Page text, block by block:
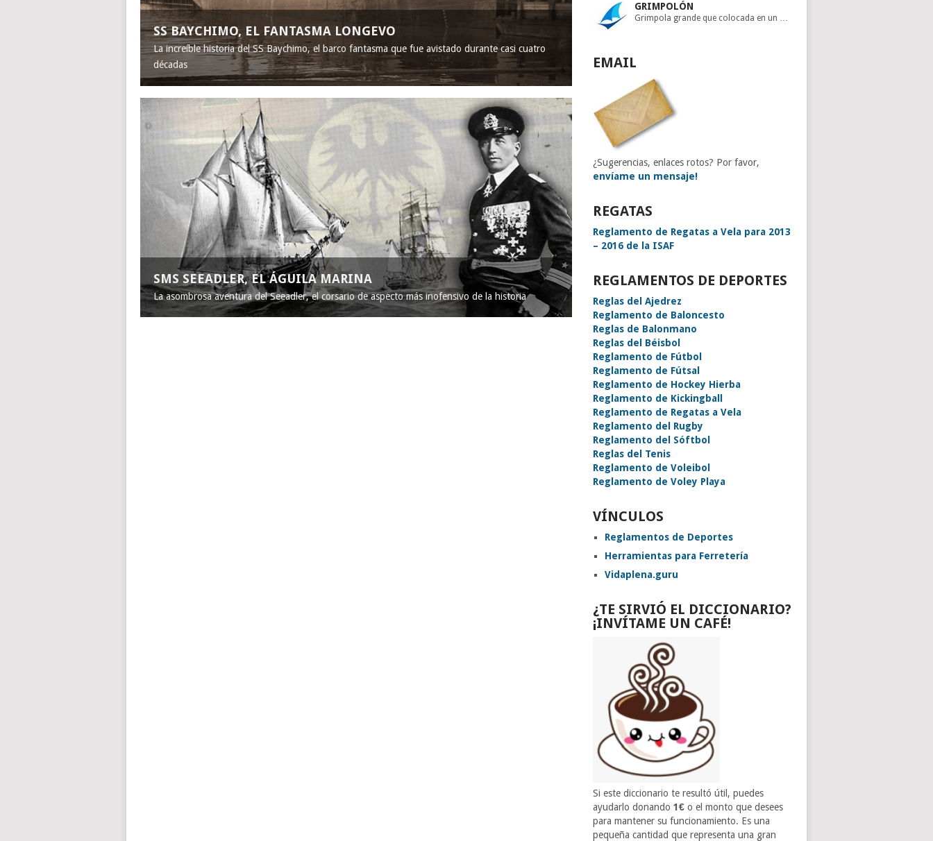
SS BAYCHIMO, EL FANTASMA LONGEVO
La increíble historia del SS Baychimo, el barco fantasma que fue avistado durante casi cuatro
décadas
SMS SEEADLER, EL ÁGUILA MARINA
La asombrosa aventura del Seeadler, el corsario de aspecto más inofensivo de la historia
GRIMPOLÓN
Grimpola grande que colocada en un …
EMAIL
¿Sugerencias, enlaces rotos? Por favor,
envíame un mensaje!
REGATAS
Reglamento de Regatas a Vela para 2013
– 2016 de la ISAF
REGLAMENTOS DE DEPORTES
Reglas del Ajedrez
Reglamento de Baloncesto
Reglas de Balonmano
Reglas del Béisbol
Reglamento de Fútbol
Reglamento de Fútsal
Reglamento de Hockey Hierba
Reglamento de Kickingball
Reglamento de Regatas a Vela
Reglamento del Rugby
Reglamento del Sóftbol
Reglas del Tenis
Reglamento de Voleibol
Reglamento de Voley Playa
VÍNCULOS
Reglamentos de Deportes
Herramientas para Ferretería
Vidaplena.guru
¿TE SIRVIÓ EL DICCIONARIO?
¡INVÍTAME UN CAFÉ!
Si este diccionario te resultó útil, puedes
ayudarlo donando1€ o el monto que desees
para mantener su funcionamiento. Es una
pequeña cantidad que representa una gran